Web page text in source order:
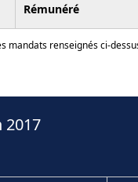
Rémunéré
renseignés ci-
2017